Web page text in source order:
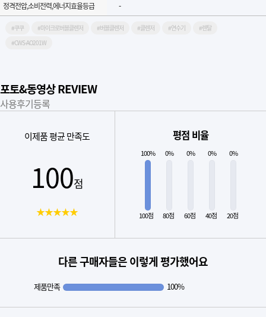
정격전압,소비전력,에너지효율등급
-
#쿠쿠 #마이크로버블클렌저 #버블클렌저 #클렌저 #연수기
#렌탈
#CWS-AO201W
포토&동영상 REVIEW
사용후기등록
이제품 평균 만족도
100점
★★★★★
평점 비율
100%
100점
0%
80점
0%
60점
0%
40점
0%
20점
다른 구매자들은 이렇게 평가했어요
제품만족 100%